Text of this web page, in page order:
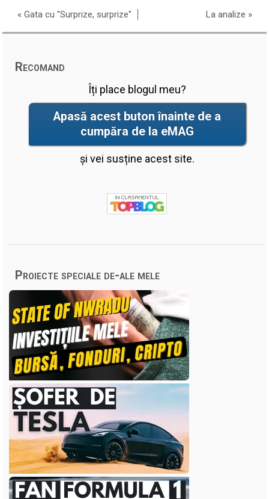
«Gata cu "Surprize, surprize" La analize »
Recomand
Îți place blogul meu?
Apasă acest buton înainte de a
cumpăra de la eMAG
și vei susține acest site.
Proiecte speciale de-ale mele